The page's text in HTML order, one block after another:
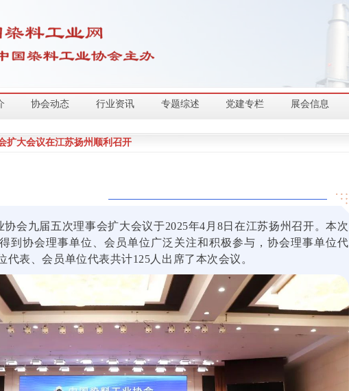
协会动态 行业资讯 专题综述 党建专栏 展会信息
扩大会议在江苏扬州顺利召开
会九届五次理事会扩大会议于2025年4月8日在江苏扬州召开。本次
到协会理事单位、会员单位广泛关注和积极参与，协会理事单位代
代表、会员单位代表共计125人出席了本次会议。